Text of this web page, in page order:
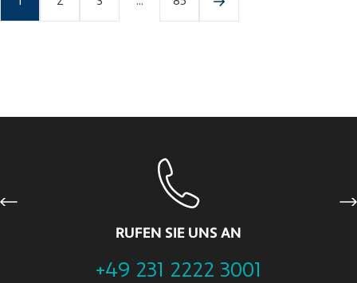
RUFEN SIE UNS AN
+49 231 2222 3001
Previous